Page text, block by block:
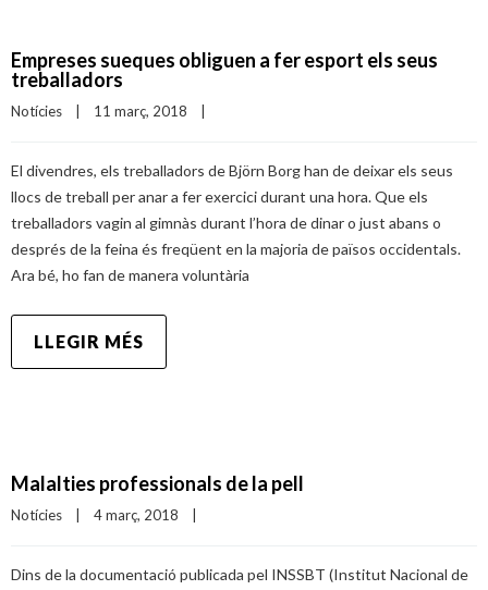
Empreses sueques obliguen a fer esport els seus
treballadors
Notícies 11 març, 2018
El divendres, els treballadors de Björn Borg han de deixar els seus
llocs de treball per anar a fer exercici durant una hora. Que els
treballadors vagin al gimnàs durant l’hora de dinar o just abans o
després de la feina és freqüent en la majoria de països occidentals.
Ara bé, ho fan de manera voluntària
LLEGIR MÉS
Malalties professionals de la pell
Notícies 4 març, 2018
Dins de la documentació publicada pel INSSBT (Institut Nacional de